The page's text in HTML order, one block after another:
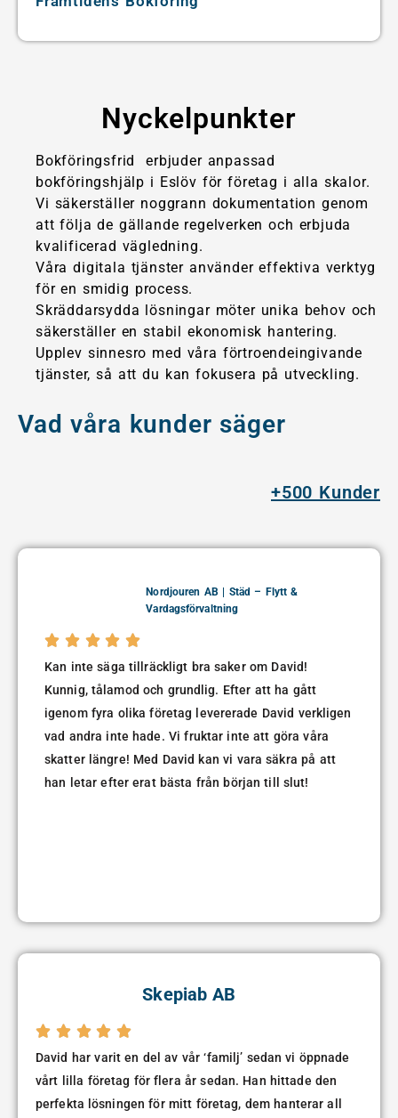
Nyckelpunkter
Bokföringsfrid erbjuder anpassad
bokföringshjälp i Eslöv för företag i alla skalor.
Vi säkerställer noggrann dokumentation genom
att följa de gällande regelverken och erbjuda
kvalificerad vägledning.
Våra digitala tjänster använder effektiva verktyg
för en smidig process.
Skräddarsydda lösningar möter unika behov och
säkerställer en stabil ekonomisk hantering.
Upplev sinnesro med våra förtroendeingivande
tjänster, så att du kan fokusera på utveckling.
Vad våra kunder säger
+500 Kunder
Nordjouren AB | Städ – Flytt &
Vardagsförvaltning
    
Kan inte säga tillräckligt bra saker om David!
Kunnig, tålamod och grundlig. Efter att ha gått
igenom fyra olika företag levererade David verkligen
vad andra inte hade. Vi fruktar inte att göra våra
skatter längre! Med David kan vi vara säkra på att
han letar efter erat bästa från början till slut!
Skepiab AB
    
David har varit en del av vår ‘familj’ sedan vi öppnade
vårt lilla företag för flera år sedan. Han hittade den
perfekta lösningen för mitt företag, dem hanterar all